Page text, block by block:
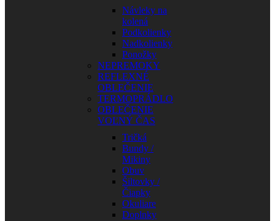
Návleky na
kolená
Podkolienky
Nadkolienky
Ponožky
NEPREMOKY
REFLEXNÉ
OBLEČENIE
TERMOPRÁDLO
OBLEČENIE
VOĽNÝ ČAS
Tričká
Bundy /
Mikiny
Obuv
Šiltovky /
Čiapky
Okuliare
Doplnky